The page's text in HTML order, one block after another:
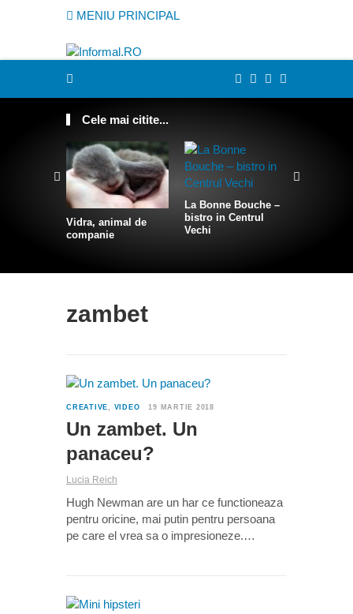
MENIU PRINCIPAL
Cele mai citite...
Vidra, animal de
companie
La Bonne Bouche –
bistro in Centrul
Vechi
zambet
CREATIVE VIDEO 19 MARTIE 2018
Un zambet. Un
panaceu?
Lucia Reich
Hugh Newman are un har ce functioneaza
pentru oricine, mai putin pentru persoana
pe care el vrea sa o impresioneze.…